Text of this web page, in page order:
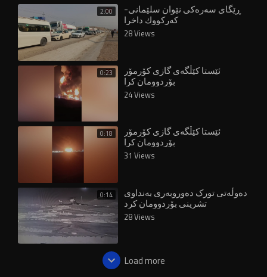
2:00 ڕێگای سەرەكی نێوان سلێمانی-
كەركووك داخرا
28 Views
0:23 ئێستا کێڵگەی گازی کۆرمۆر
بۆردوومان کرا
24 Views
0:18 ئێستا کێڵگەی گازی کۆرمۆر
بۆردوومان کرا
31 Views
0:14 دەوڵەتی تورک دەوروبەری بەنداوی
تشرینی بۆردوومان کرد
28 Views
Load more